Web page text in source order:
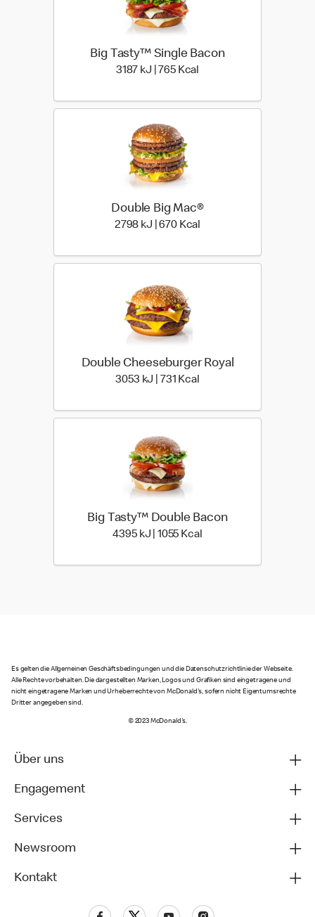
Big Tasty™ Single Bacon
3187 kJ | 765 Kcal
Double Big Mac®
2798 kJ | 670 Kcal
Double Cheeseburger Royal
3053 kJ | 731 Kcal
Big Tasty™ Double Bacon
4395 kJ | 1055 Kcal
Es gelten die Allgemeinen Geschäftsbedingungen und die Datenschutzrichtlinie der Webseite.
Alle Rechte vorbehalten. Die dargestellten Marken, Logos und Grafiken sind eingetragene und
nicht eingetragene Marken und Urheberrechte von McDonald's, sofern nicht Eigentumsrechte
Dritter angegeben sind.
© 2023 McDonald's.
Über uns
Engagement
Services
Newsroom
Kontakt